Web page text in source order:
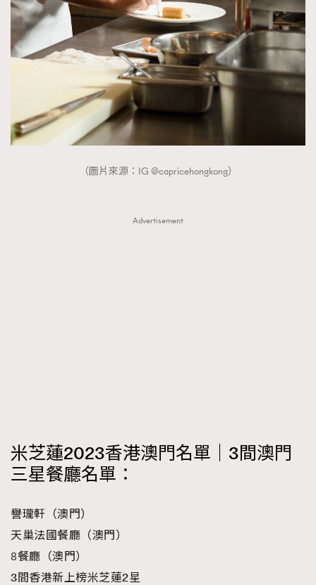
TRENDING
（圖片來源：IG @capricehongkong）
Advertisement
米芝蓮2023香港澳門名單｜3間澳門
三星餐廳名單：
譽瓏軒（澳門）
天巢法國餐廳（澳門）
8餐廳（澳門）
3間香港新上榜米芝蓮2星